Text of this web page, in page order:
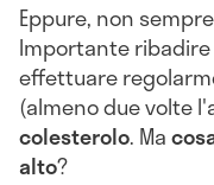
Eppure, non
Importante
effettuare
(almeno due volte
colesterolo. Ma
alto?